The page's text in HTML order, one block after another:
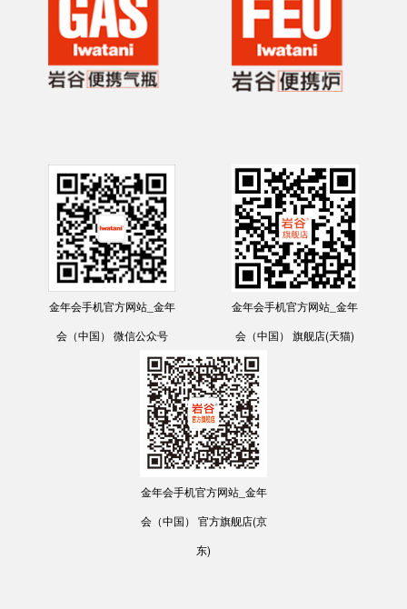
金年会手机官方网站_金年
会（中国） 微信公众号
金年会手机官方网站_金年
会（中国） 旗舰店(天猫)
金年会手机官方网站_金年
会（中国） 官方旗舰店(京
东)